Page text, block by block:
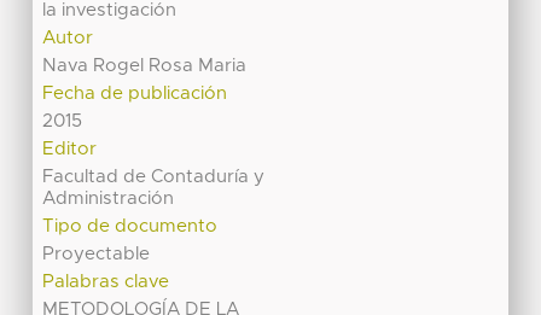
la investigación
Autor
Nava Rogel Rosa Maria
Fecha de publicación
2015
Editor
Facultad de Contaduría y
Administración
Tipo de documento
Proyectable
Palabras clave
METODOLOGÍA DE LA